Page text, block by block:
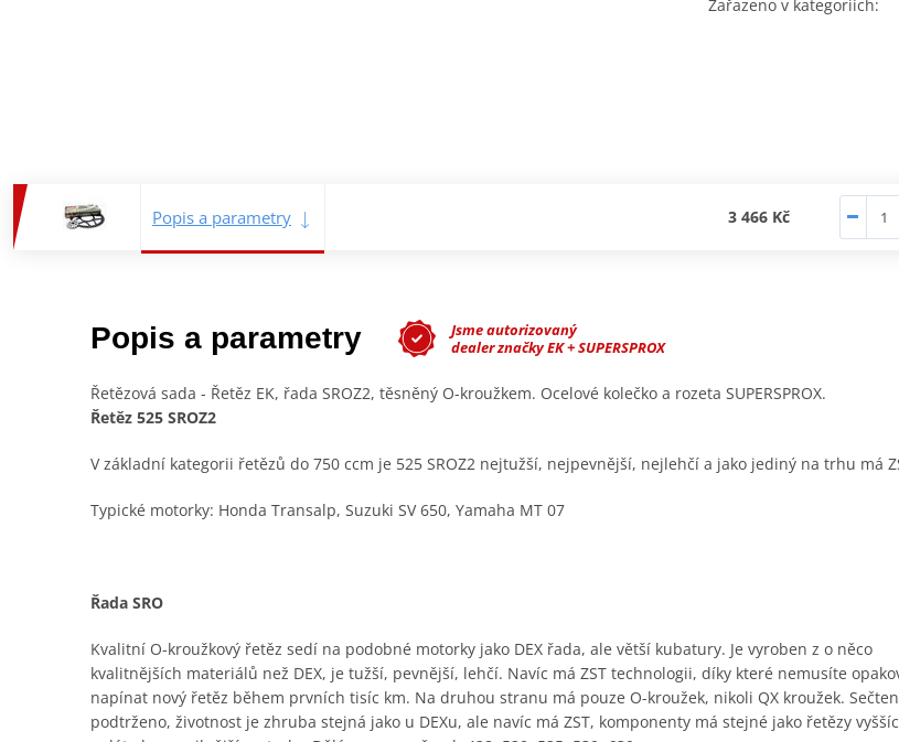
Zařazeno v kategoriích:
Popis a parametry 3 466 Kč
Popis a parametry
Jsme autorizovaný
dealer značky EK + SUPERSPROX
Řetězová sada - Řetěz EK, řada SROZ2, těsněný O-kroužkem. Ocelové kolečko a rozeta SUPERSPROX.
Řetěz 525 SROZ2
V základní kategorii řetězů do 750 ccm je 525 SROZ2 nejtužší, nejpevnější, nejlehčí a jako jediný na trhu má
Typické motorky: Honda Transalp, Suzuki SV 650, Yamaha MT 07
Řada SRO
Kvalitní O-kroužkový řetěz sedí na podobné motorky jako DEX řada, ale větší kubatury. Je vyroben z o něco
kvalitnějších materiálů než DEX, je tužší, pevnější, lehčí. Navíc má ZST technologii, díky které nemusíte
napínat nový řetěz během prvních tisíc km. Na druhou stranu má pouze O-kroužek, nikoli QX kroužek.
podtrženo, životnost je zhruba stejná jako u DEXu, ale navíc má ZST, komponenty má stejné jako řetězy